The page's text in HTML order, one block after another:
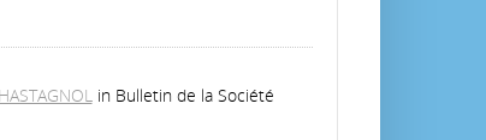
in Bulletin de la Société